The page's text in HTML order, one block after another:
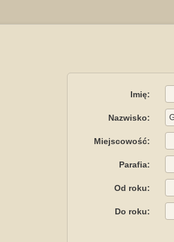
Imię:
Nazwisko:
Miejscowość:
Parafia:
Od roku:
Do roku: